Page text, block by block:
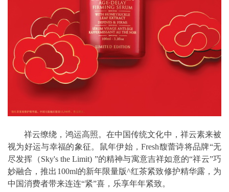
祥云缭绕，鸿运高照。在中国传统文化中，祥云素来被
视为好运与幸福的象征。鼠年伊始，Fresh馥蕾诗将品牌“无
尽发挥（Sky's the Limit) ”的精神与寓意吉祥如意的“祥云”巧
妙融合，推出100ml的新年限量版^红茶紧致修护精华露，为
中国消费者带来连连“紧”喜，乐享年年紧致。